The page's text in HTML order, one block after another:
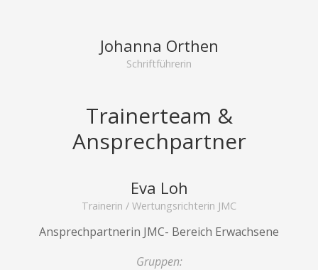
Johanna Orthen
Schriftführerin
Trainerteam &
Ansprechpartner
Eva Loh
Trainerin / Wertungsrichterin JMC
Ansprechpartnerin JMC- Bereich Erwachsene
Gruppen: